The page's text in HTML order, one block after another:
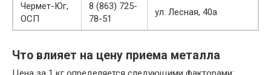
Чермет-Юг,
ОСП
8 (863) 725-
78-51
ул. Лесная, 40а
Что влияет на цену приема металла